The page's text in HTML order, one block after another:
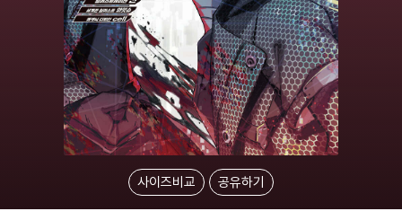
사이즈비교 공유하기